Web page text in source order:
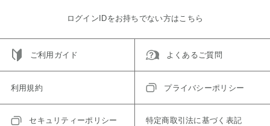
ログインIDをお持ちでない方はこちら
ご利用ガイド よくあるご質問
利用規約 プライバシーポリシー
セキュリティーポリシー 特定商取引法に基づく表記